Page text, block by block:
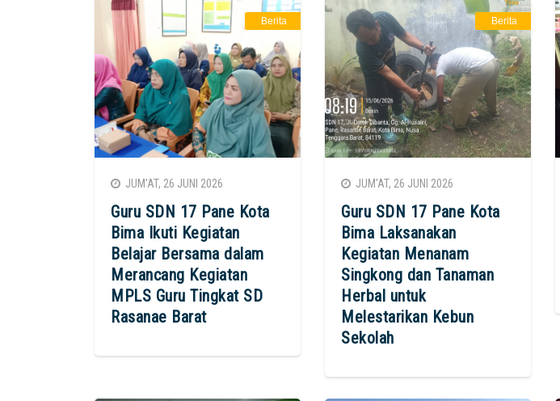
Berita
JUM'AT, 26 JUNI 2026
Guru SDN 17 Pane Kota
Bima Ikuti Kegiatan
Belajar Bersama dalam
Merancang Kegiatan
MPLS Guru Tingkat SD
Rasanae Barat
Berita
JUM'AT, 26 JUNI 2026
Guru SDN 17 Pane Kota
Bima Laksanakan
Kegiatan Menanam
Singkong dan Tanaman
Herbal untuk
Melestarikan Kebun
Sekolah